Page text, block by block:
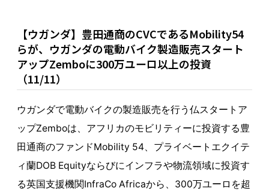
【ウガンダ】豊田通商のCVCであるMobility54
らが、ウガンダの電動バイク製造販売スタート
アップZemboに300万ユーロ以上の投資
（11/11）
ウガンダで電動バイクの製造販売を行う仏スタートア
ップZemboは、アフリカのモビリティーに投資する豊
田通商のファンドMobility 54、プライベートエクイテ
ィ蘭DOB Equityならびにインフラや物流領域に投資す
る英国支援機関InfraCo Africaから、300万ユーロを超